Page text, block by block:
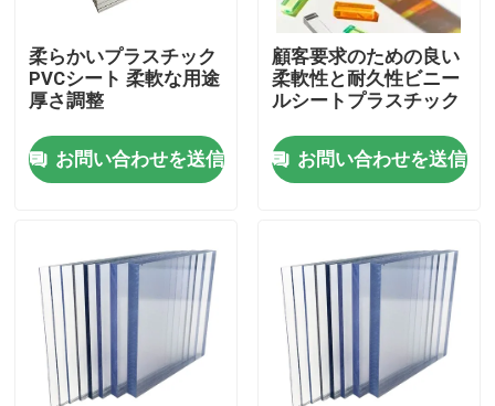
ビデオ
固体ポリカーボネート シート
ポリカーボネートの空シート
ポリカーボネートによって浮彫りにされるシート
波形のポリカーボネート シート
プラスチック アクリル シート
柔らかいプラスチック
PVCシート 柔軟な用途
厚さ調整
お問い合わせを送信
顧客要求のための良い
柔軟性と耐久性ビニー
ルシートプラスチック
お問い合わせを送信